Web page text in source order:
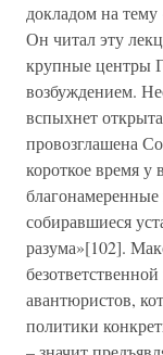
докладом на
Он читал эту
крупные центры
возбуждением.
вспыхнет
провозглашена
короткое время у
собиравшиеся
разума»[102].
авантюристов,
политики